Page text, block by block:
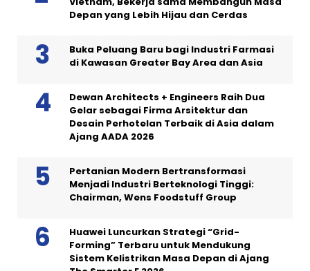
Depan yang Lebih Hijau dan Cerdas
Buka Peluang Baru bagi Industri Farmasi
di Kawasan Greater Bay Area dan Asia
Dewan Architects + Engineers Raih Dua
Gelar sebagai Firma Arsitektur dan
Desain Perhotelan Terbaik di Asia dalam
Ajang AADA 2026
Pertanian Modern Bertransformasi
Menjadi Industri Berteknologi Tinggi:
Chairman, Wens Foodstuff Group
Huawei Luncurkan Strategi “Grid-
Forming” Terbaru untuk Mendukung
Sistem Kelistrikan Masa Depan di Ajang